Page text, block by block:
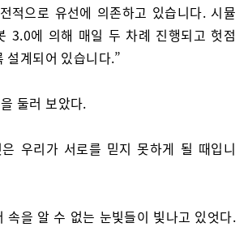
적으로 유선에 의존하고 있습니다. 시뮬
3.0에 의해 매일 두 차례 진행되고 헛점
설계되어 있습니다.”
둘러 보았다.
우리가 서로를 믿지 못하게 될 때입니
속을 알 수 없는 눈빛들이 빛나고 있엇다.